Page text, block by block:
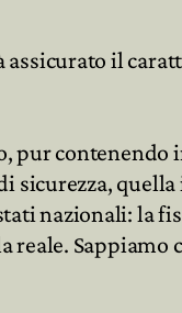
il
pur
sicurezza,
nazionali: la
Sappiamo